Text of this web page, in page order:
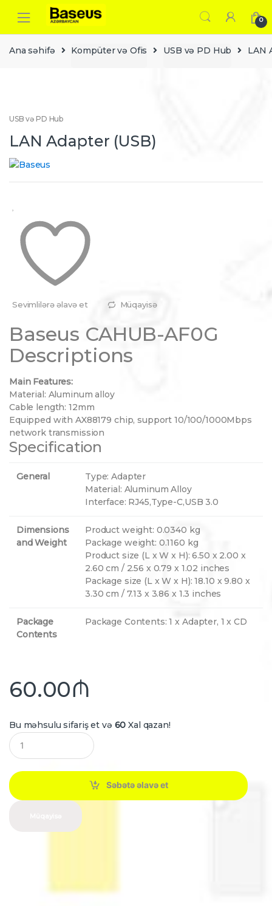
navigation
content
0
Ana səhifə Kompüter və Ofis USB və PD Hub LAN
USB və PD Hub
LAN Adapter (USB)
Sevimlilərə əlavə et Müqayisə
Baseus CAHUB-AF0G
Descriptions
Main Features:
Material: Aluminum alloy
Cable length: 12mm
Equipped with AX88179 chip, support 10/100/1000Mbps
network transmission
Specification
General
Type: Adapter
Material: Aluminum Alloy
Interface: RJ45,Type-C,USB 3.0
Dimensions
and Weight
Product weight: 0.0340 kg
Package weight: 0.1160 kg
Product size (L x W x H): 6.50 x 2.00 x
2.60 cm / 2.56 x 0.79 x 1.02 inches
Package size (L x W x H): 18.10 x 9.80 x
3.30 cm / 7.13 x 3.86 x 1.3 inches
Package
Contents
Package Contents: 1 x Adapter, 1 x CD
60.00₼
Bu məhsulu sifariş et və 60 Xal qazan!
Q
u
t
i
Səbətə əlavə et